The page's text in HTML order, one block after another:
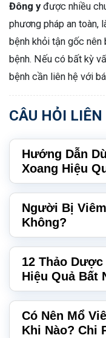
Đông yđược nhiều
phương pháp an toàn,
bệnh khỏi tận gốc
bệnh. Nếu có bất kỳ
bệnh cần liên hệ với
CÂU HỎI LIÊN
Hướng Dẫn
Xoang Hiệu
Người Bị
Không?
12 Thảo
Hiệu Quả Bất
Có Nên Mổ
Khi Nào? Chi